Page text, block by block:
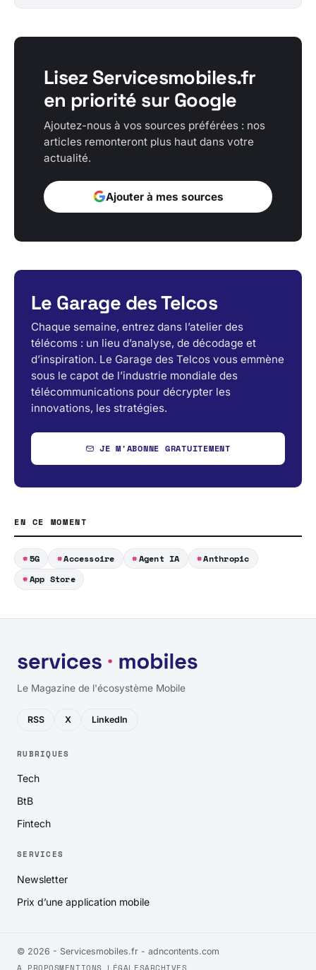
Lisez Servicesmobiles.fr
en priorité sur Google
Ajoutez-nous à vos sources préférées : nos
articles remonteront plus haut dans votre
actualité.
Ajouter à mes sources
Le Garage des Telcos
Chaque semaine, entrez dans l’atelier des
télécoms : un lieu d’analyse, de décodage et
d’inspiration. Le Garage des Telcos vous emmène
sous le capot de l’industrie mondiale des
télécommunications pour décrypter les
innovations, les stratégies.
JE M'ABONNE GRATUITEMENT
EN CE MOMENT
5G Accessoire Agent IA
Anthropic
App Store
Le Magazine de l'écosystème Mobile
RSS X LinkedIn
RUBRIQUES
Tech
BtB
Fintech
SERVICES
Newsletter
Prix d’une application mobile
© 2026 - Servicesmobiles.fr - adncontents.com
A PROPOSMENTIONS LÉGALESARCHIVES